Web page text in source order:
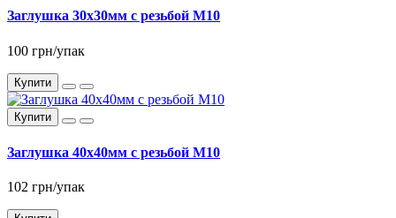
Заглушка 30x30мм с резьбой М10
100 грн/упак
Купити
Купити
Заглушка 40x40мм c резьбой М10
102 грн/упак